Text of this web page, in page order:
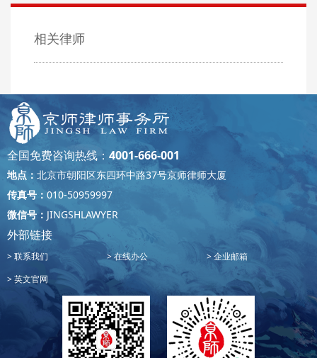
相关律师
全国免费咨询热线： 4001-666-001
地点： 北京市朝阳区东四环中路37号京师律师大厦
传真号： 010-50959997
微信号： JINGSHLAWYER
外部链接
联系我们 在线办公
企业邮箱
英文官网